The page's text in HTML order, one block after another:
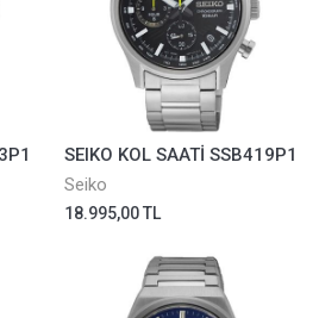
SEIKO KOL SAATİ SSB419P1
Seiko
18.995,00 TL